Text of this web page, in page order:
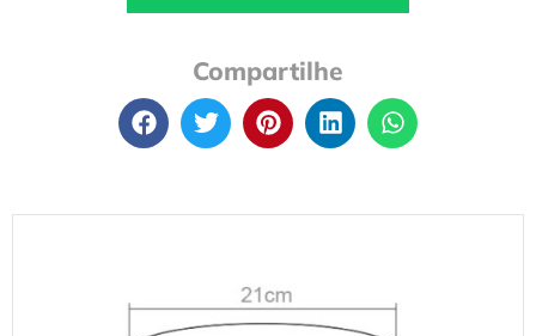
Compartilhe